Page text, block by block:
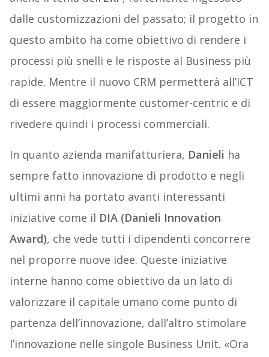
dalle customizzazioni del passato; il progetto in
questo ambito ha come obiettivo di rendere i
processi più snelli e le risposte al Business più
rapide. Mentre il nuovo CRM permetterà all’ICT
di essere maggiormente customer-centric e di
rivedere quindi i processi commerciali.
In quanto azienda manifatturiera, Danieli ha
sempre fatto innovazione di prodotto e negli
ultimi anni ha portato avanti interessanti
iniziative come il DIA (Danieli Innovation
Award), che vede tutti i dipendenti concorrere
nel proporre nuove idee. Queste iniziative
interne hanno come obiettivo da un lato di
valorizzare il capitale umano come punto di
partenza dell’innovazione, dall’altro stimolare
l’innovazione nelle singole Business Unit. «Ora